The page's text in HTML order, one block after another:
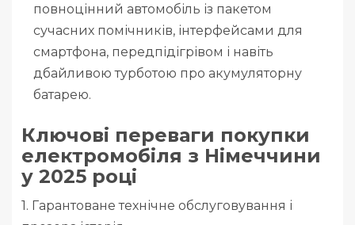
повноцінний автомобіль із пакетом
сучасних помічників, інтерфейсами для
смартфона, передпідігрівом і навіть
дбайливою турботою про акумуляторну
батарею.
Ключові переваги покупки
електромобіля з Німеччини
у 2025 році
1. Гарантоване технічне обслуговування і